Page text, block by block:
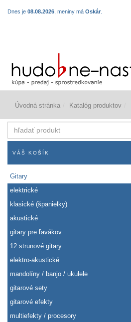
Dnes je 08.08.2026 , meniny má Oskár
Úvodná stránka Katalóg produktov
produkt
VÁŠ KOŠÍK
Gitary
elektrické
klasické (španielky)
akustické
gitary pre ľavákov
12 strunové gitary
elektro-akustické
mandolíny / banjo / ukulele
gitarové sety
gitarové efekty
multiefekty / procesory